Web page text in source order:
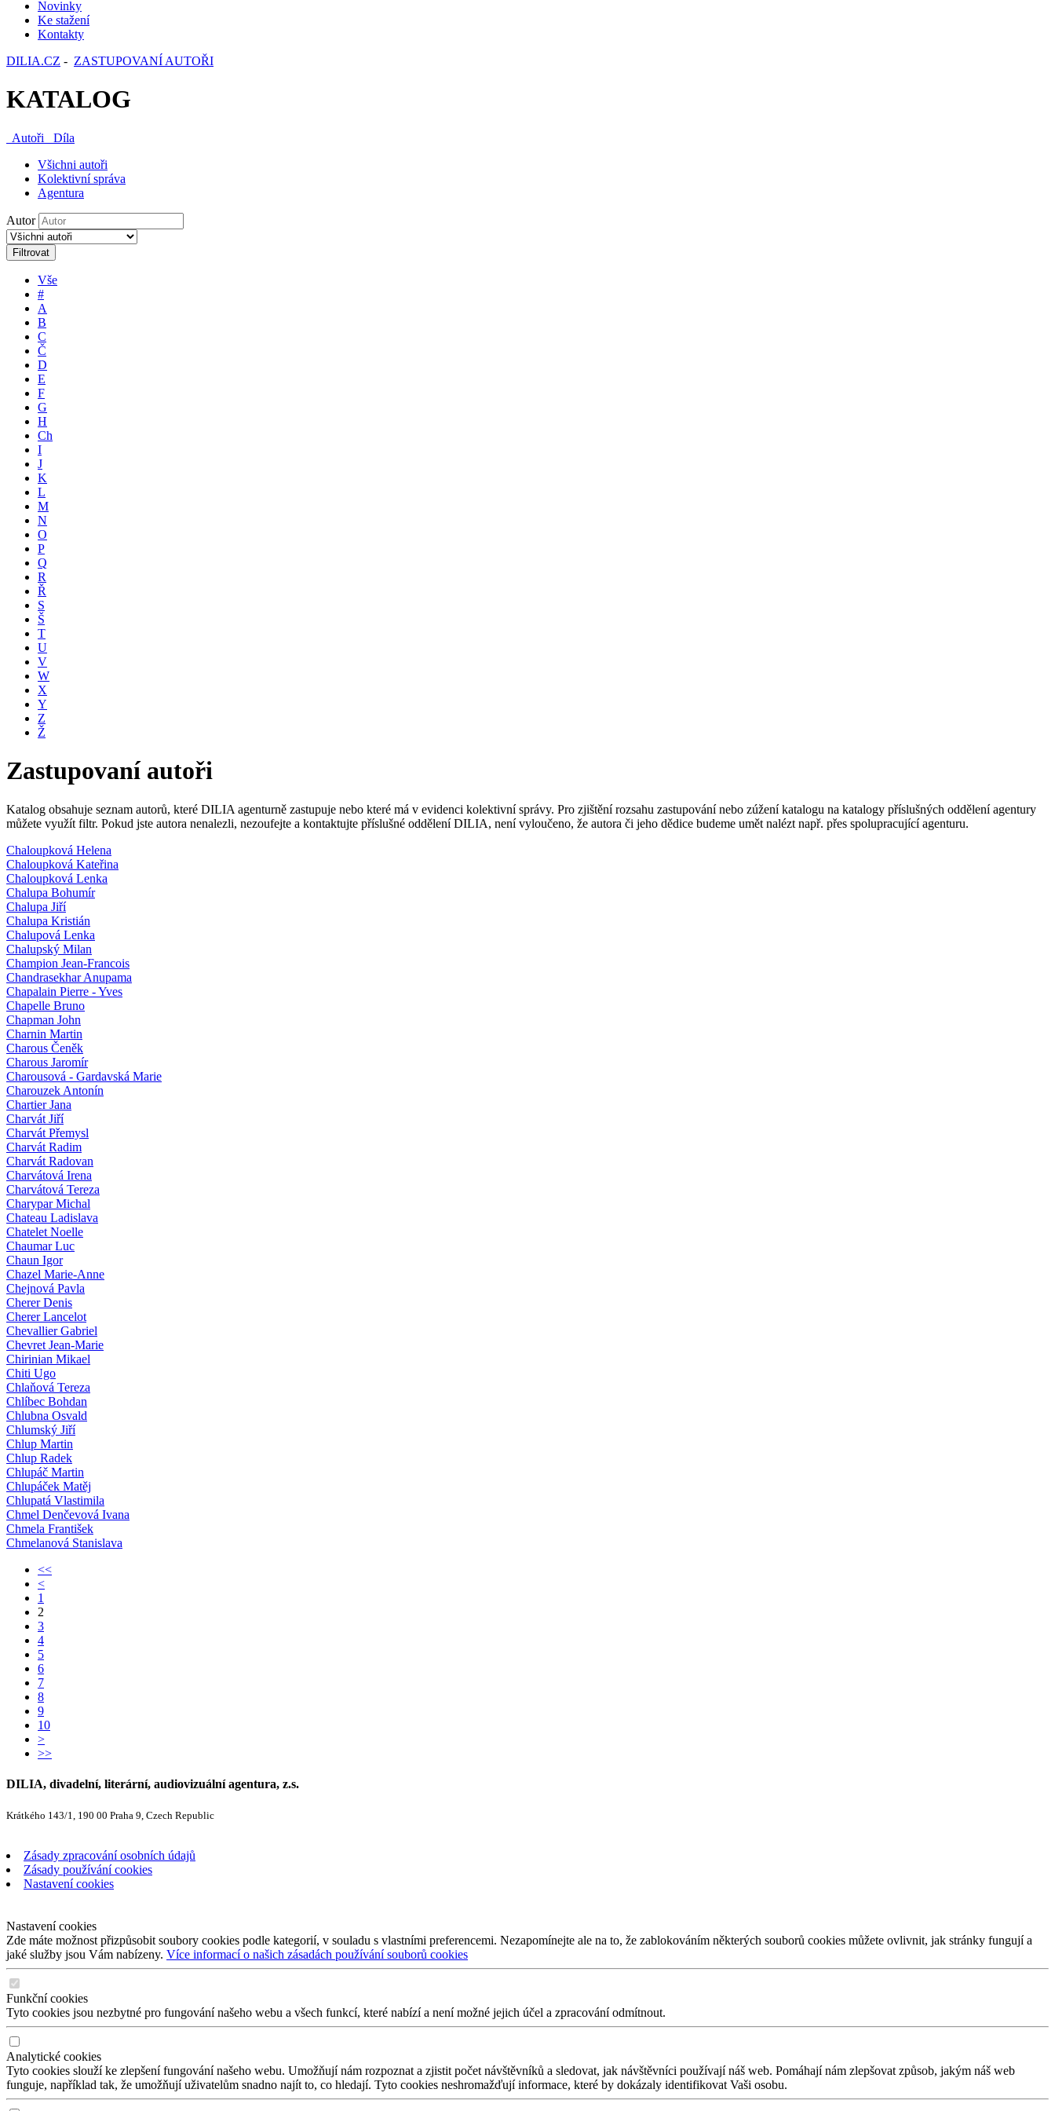
Novinky
Ke stažení
Kontakty
DILIA.CZ - ZASTUPOVANÍ AUTOŘI
KATALOG
Autoři
Díla
Všichni autoři
Kolektivní správa
Agentura
Autor
Filtrovat
Vše
#
A
B
C
Č
D
E
F
G
H
Ch
I
J
K
L
M
N
O
P
Q
R
Ř
S
Š
T
U
V
W
X
Y
Z
Ž
Zastupovaní autoři
Katalog obsahuje seznam autorů, které DILIA agenturně zastupuje nebo které má v evidenci kolektivní správy. Pro zjištění rozsahu zastupování nebo zúžení katalogu na katalogy příslušných oddělení agentury
můžete využít filtr. Pokud jste autora nenalezli, nezoufejte a kontaktujte příslušné oddělení DILIA, není vyloučeno, že autora či jeho dědice budeme umět nalézt např. přes spolupracující agenturu.
Chaloupková Helena
Chaloupková Kateřina
Chaloupková Lenka
Chalupa Bohumír
Chalupa Jiří
Chalupa Kristián
Chalupová Lenka
Chalupský Milan
Champion Jean-Francois
Chandrasekhar Anupama
Chapalain Pierre - Yves
Chapelle Bruno
Chapman John
Charnin Martin
Charous Čeněk
Charous Jaromír
Charousová - Gardavská Marie
Charouzek Antonín
Chartier Jana
Charvát Jiří
Charvát Přemysl
Charvát Radim
Charvát Radovan
Charvátová Irena
Charvátová Tereza
Charypar Michal
Chateau Ladislava
Chatelet Noelle
Chaumar Luc
Chaun Igor
Chazel Marie-Anne
Chejnová Pavla
Cherer Denis
Cherer Lancelot
Chevallier Gabriel
Chevret Jean-Marie
Chirinian Mikael
Chiti Ugo
Chlaňová Tereza
Chlíbec Bohdan
Chlubna Osvald
Chlumský Jiří
Chlup Martin
Chlup Radek
Chlupáč Martin
Chlupáček Matěj
Chlupatá Vlastimila
Chmel Denčevová Ivana
Chmela František
Chmelanová Stanislava
<<
<
1
2
3
4
5
6
7
8
9
10
>
>>
DILIA, divadelní, literární, audiovizuální agentura, z.s.
Krátkého 143/1, 190 00 Praha 9, Czech Republic
Zásady zpracování osobních údajů
Zásady používání cookies
Nastavení cookies
Nastavení cookies
Zde máte možnost přizpůsobit soubory cookies podle kategorií, v souladu s vlastními preferencemi. Nezapomínejte ale na to, že zablokováním některých souborů cookies můžete ovlivnit, jak stránky fungují a
jaké služby jsou Vám nabízeny. Více informací o našich zásadách používání souborů cookies
Funkční cookies
Tyto cookies jsou nezbytné pro fungování našeho webu a všech funkcí, které nabízí a není možné jejich účel a zpracování odmítnout.
Analytické cookies
Tyto cookies slouží ke zlepšení fungování našeho webu. Umožňují nám rozpoznat a zjistit počet návštěvníků a sledovat, jak návštěvníci používají náš web. Pomáhají nám zlepšovat způsob, jakým náš web
funguje, například tak, že umožňují uživatelům snadno najít to, co hledají. Tyto cookies neshromažďují informace, které by dokázaly identifikovat Vaši osobu.